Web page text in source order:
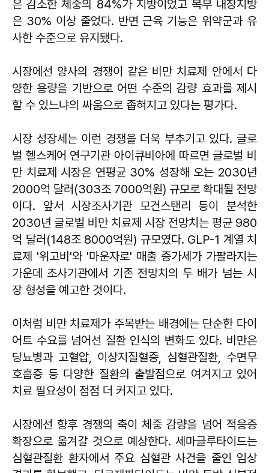
은 감소한 체중의 84%가 지방이었고 복부 내장지방
은 30% 이상 줄었다. 반면 근육 기능은 위약군과 유
사한 수준으로 유지됐다.
시장에선 양사의 경쟁이 같은 비만 치료제 안에서 다
양한 용량을 기반으로 어떤 수준의 감량 효과를 제시
할 수 있느냐의 싸움으로 좁혀지고 있다는 평가다.
시장 성장세는 이런 경쟁을 더욱 부추기고 있다. 글로
벌 헬스케어 연구기관 아이큐비아에 따르면 글로벌 비
만 치료제 시장은 연평균 30% 성장해 오는 2030년
2000억 달러(303조 7000억원) 규모로 확대될 전망
이다. 앞서 시장조사기관 모건스탠리 등이 분석한
2030년 글로벌 비만 치료제 시장 전망치는 평균 980
억 달러(148조 8000억원) 규모였다. GLP-1 계열 치
료제 '위고비'와 '마운자로' 매출 증가세가 가팔라지는
가운데 조사기관에서 기존 전망치의 두 배가 넘는 시
장 형성을 예고한 것이다.
이처럼 비만 치료제가 주목받는 배경에는 단순한 다이
어트 수요를 넘어선 질환 인식의 변화도 있다. 비만은
당뇨병과 고혈압, 이상지질혈증, 심혈관질환, 수면무
호흡증 등 다양한 질환의 출발점으로 여겨지고 있어
치료 필요성이 점점 더 커지고 있다.
시장에선 향후 경쟁의 축이 체중 감량을 넘어 적응증
확장으로 옮겨갈 것으로 예상한다. 세마글루타이드는
심혈관질환 환자에서 주요 심혈관 사건을 줄인 임상